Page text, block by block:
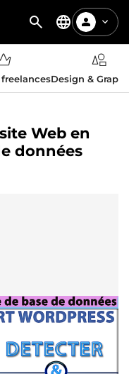
Design &
Web en
données